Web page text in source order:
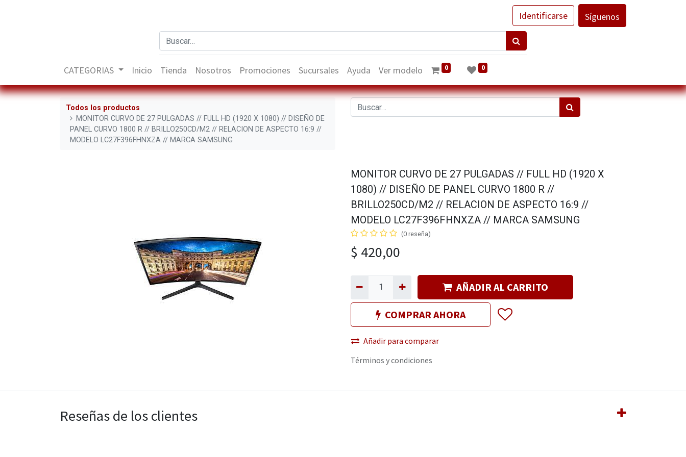
Identificarse Síguenos
CATEGORIAS Inicio Tienda Nosotros Promociones Sucursales Ayuda Ver modelo 0 0
Todos los productos
MONITOR CURVO DE 27 PULGADAS // FULL HD (1920 X 1080) // DISEÑO DE
PANEL CURVO 1800 R // BRILLO250CD/M2 // RELACION DE ASPECTO 16:9 //
MODELO LC27F396FHNXZA // MARCA SAMSUNG
MONITOR CURVO DE 27 PULGADAS // FULL HD (1920 X
1080) // DISEÑO DE PANEL CURVO 1800 R //
BRILLO250CD/M2 // RELACION DE ASPECTO 16:9 //
MODELO LC27F396FHNXZA // MARCA SAMSUNG
(0 reseña)
$ 420,00
AÑADIR AL CARRITO
COMPRAR AHORA
Añadir para comparar
Términos y condiciones
Reseñas de los clientes